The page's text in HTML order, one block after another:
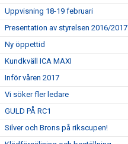
Uppvisning 18-19 februari
Presentation av styrelsen 2016/2017
Ny öppettid
Kundkväll ICA MAXI
Inför våren 2017
Vi söker fler ledare
GULD PÅ RC1
Silver och Brons på rikscupen!